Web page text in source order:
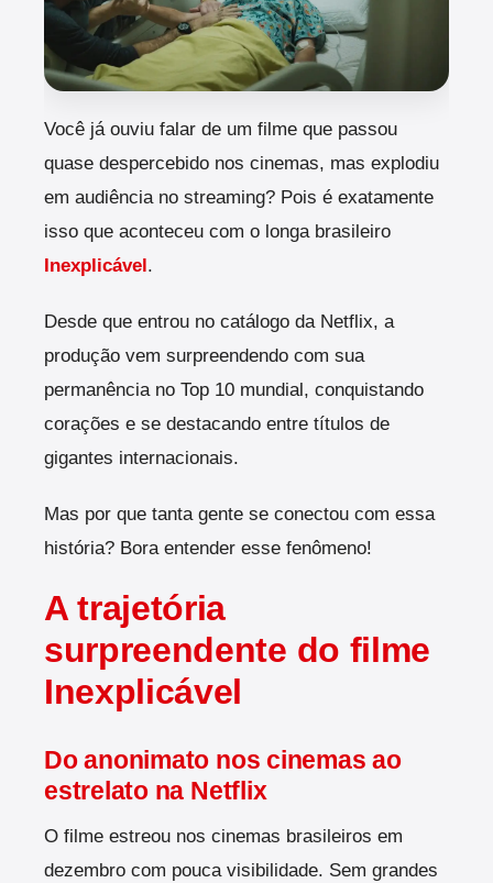
Você já ouviu falar de um filme que passou
quase despercebido nos cinemas, mas explodiu
em audiência no streaming? Pois é exatamente
isso que aconteceu com o longa brasileiro
Inexplicável.
Desde que entrou no catálogo da Netflix, a
produção vem surpreendendo com sua
permanência no Top 10 mundial, conquistando
corações e se destacando entre títulos de
gigantes internacionais.
Mas por que tanta gente se conectou com essa
história? Bora entender esse fenômeno!
A trajetória
surpreendente do filme
Inexplicável
Do anonimato nos cinemas ao
estrelato na Netflix
O filme estreou nos cinemas brasileiros em
dezembro com pouca visibilidade. Sem grandes